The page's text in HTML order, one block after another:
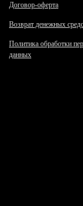
Договор-оферта
Возврат денежных
Политика обработки
данных